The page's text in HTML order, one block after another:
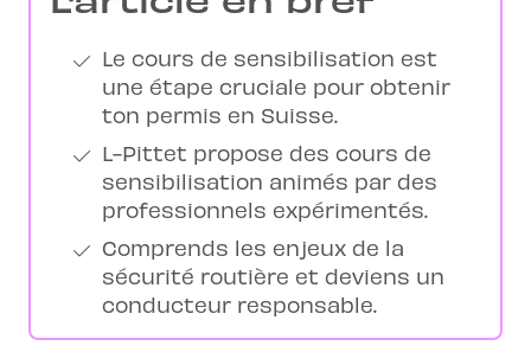
Le cours de sensibilisation est
une étape cruciale pour obtenir
ton permis en Suisse.
L-Pittet propose des cours de
sensibilisation animés par des
professionnels expérimentés.
Comprends les enjeux de la
sécurité routière et deviens un
conducteur responsable.